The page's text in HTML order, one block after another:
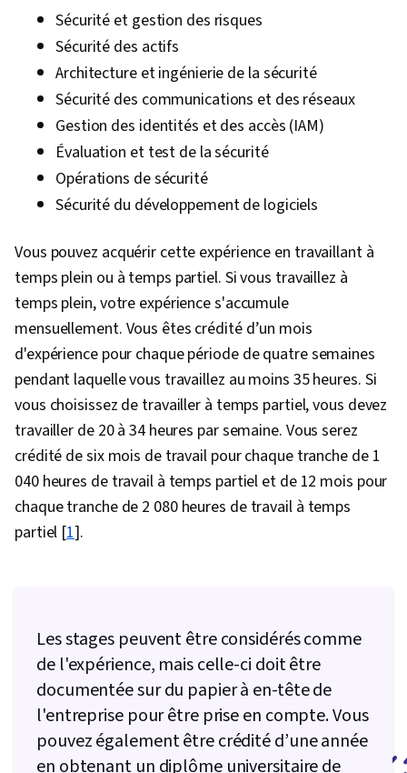
cybersécurité, Cryptographie, Protocoles de
réseau, Pare-feu, Logiciel de sécurité, Sécurité
des points finaux, Surveillance du système,
Détection des anomalies, Renseignements sur
Contrôles de sécurité, Partage des données,
Gestion de la sécurité, Sécurité des systèmes
d'information
Sécurité et gestion des risques
Sécurité des actifs
Architecture et ingénierie de la sécurité
Sécurité des communications et des réseaux
Gestion des identités et des accès (IAM)
Évaluation et test de la sécurité
Opérations de sécurité
Sécurité du développement de logiciels
Vous pouvez acquérir cette expérience en travaillant à
temps plein ou à temps partiel. Si vous travaillez à
temps plein, votre expérience s'accumule
mensuellement. Vous êtes crédité d’un mois
d'expérience pour chaque période de quatre semaines
pendant laquelle vous travaillez au moins 35 heures. Si
vous choisissez de travailler à temps partiel, vous devez
travailler de 20 à 34 heures par semaine. Vous serez
crédité de six mois de travail pour chaque tranche de 1
040 heures de travail à temps partiel et de 12 mois pour
chaque tranche de 2 080 heures de travail à temps
partiel [1].
Les stages peuvent être considérés comme
de l'expérience, mais celle-ci doit être
documentée sur du papier à en-tête de
l'entreprise pour être prise en compte. Vous
pouvez également être crédité d’une année
en obtenant un diplôme universitaire de